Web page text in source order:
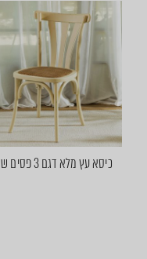
כיסא עץ מלא דגם 3 פסים שמנת